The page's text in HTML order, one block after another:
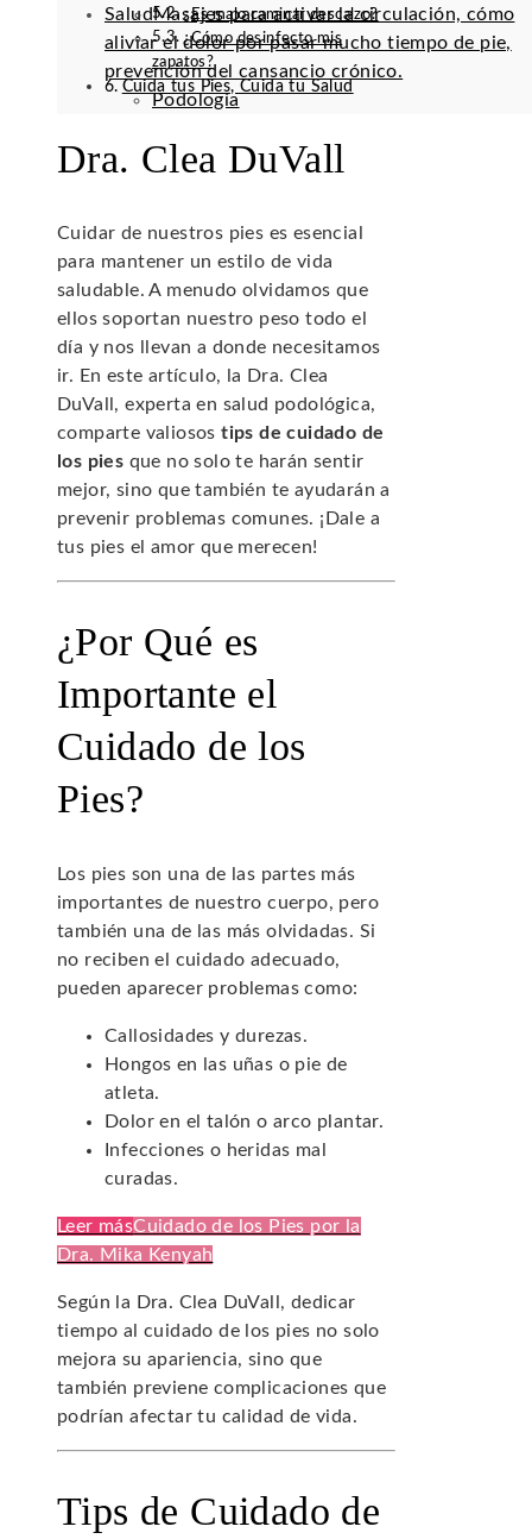
SaludMasajes para activar la circulación, cómo
aliviar el dolor por pasar mucho tiempo de pie,
prevención del cansancio crónico.
Podología
¿Es malo caminar descalzo?
¿Cómo desinfecto mis
zapatos?
Cuida tus Pies, Cuida tu Salud
Dra. Clea DuVall
Cuidar de nuestros pies es esencial
para mantener un estilo de vida
saludable. A menudo olvidamos que
ellos soportan nuestro peso todo el
día y nos llevan a donde necesitamos
ir. En este artículo, la Dra. Clea
DuVall, experta en salud podológica,
comparte valiosostips de cuidado de
los pies que no solo te harán sentir
mejor, sino que también te ayudarán a
prevenir problemas comunes. ¡Dale a
tus pies el amor que merecen!
¿Por Qué es
Importante el
Cuidado de los
Pies?
Los pies son una de las partes más
importantes de nuestro cuerpo, pero
también una de las más olvidadas. Si
no reciben el cuidado adecuado,
pueden aparecer problemas como:
Callosidades y durezas.
Hongos en las uñas o pie de
atleta.
Dolor en el talón o arco plantar.
Infecciones o heridas mal
curadas.
Leer másCuidado de los Pies por la
Dra. Mika Kenyah
Según la Dra. Clea DuVall, dedicar
tiempo al cuidado de los pies no solo
mejora su apariencia, sino que
también previene complicaciones que
podrían afectar tu calidad de vida.
Tips de Cuidado de